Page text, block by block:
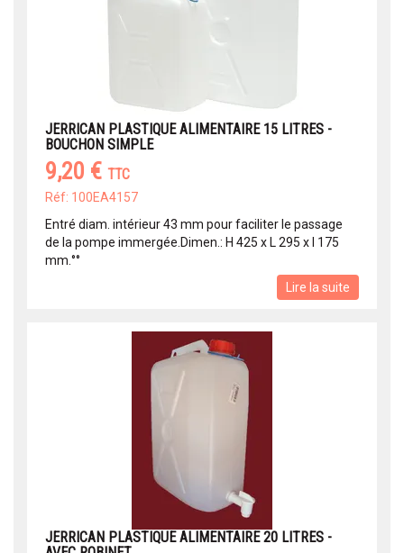
JERRICAN PLASTIQUE ALIMENTAIRE 15 LITRES -
BOUCHON SIMPLE
9,20 € TTC
Réf: 100EA4157
Entré diam. intérieur 43 mm pour faciliter le passage
de la pompe immergée.Dimen.: H 425 x L 295 x l 175
mm.°°
Lire la suite
JERRICAN PLASTIQUE ALIMENTAIRE 20 LITRES -